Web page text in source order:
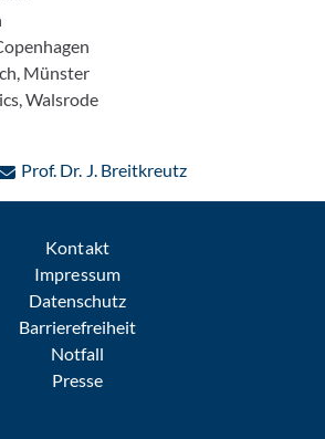
Münster
Walsrode
Prof. Dr. J. Breitkreutz: Per E-Mail
Kontakt
Impressum
Datenschutz
Barrierefreiheit
Notfall
Presse